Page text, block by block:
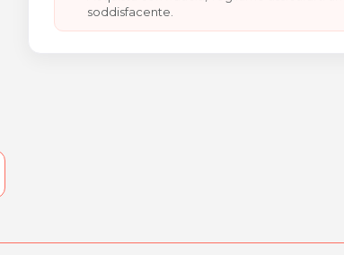
DI
soddisfacente.